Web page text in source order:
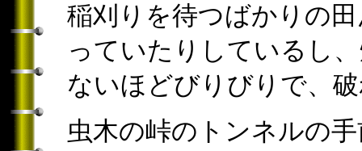
稲刈りを待つばかりの
っていたりしているし
ないほどびりびりで、
虫木の峠のトンネルの